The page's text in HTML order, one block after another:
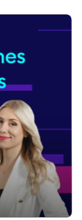
Bank"
Janvare un
direktore un